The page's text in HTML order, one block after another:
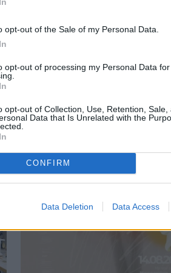
opt-out of the Sale of my Personal Data.
opt-out of processing my Personal Data for
opt-out of Collection, Use, Retention, Sale,
Data that Is Unrelated with the
CONFIRM
Data Deletion Data Access
ένταξη στο ανθυγιεινό